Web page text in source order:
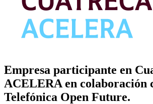
Empresa participante en
ACELERA en colaboración
Telefónica Open Future.